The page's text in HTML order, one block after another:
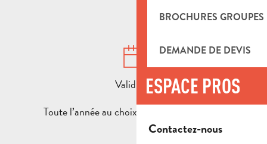
BROCHURES GROUPES
DEMANDE DE DEVIS
ESPACE PROS
Contactez-nous
Validité :
Toute l’année au choix matin ou après-midi